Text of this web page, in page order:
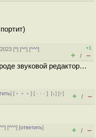
[^] [^^] [^^^]
+1
+ / –
звуковой редактор…
] [ ﹢﹢﹢] [ · · ·][↓] [↑]
+ / –
^^] [^^^] [ответить]
+ / –